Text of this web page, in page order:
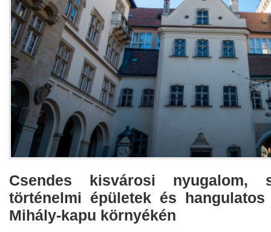
Csendes kisvárosi nyugalom,
történelmi épületek és
Mihály-kapu környékén